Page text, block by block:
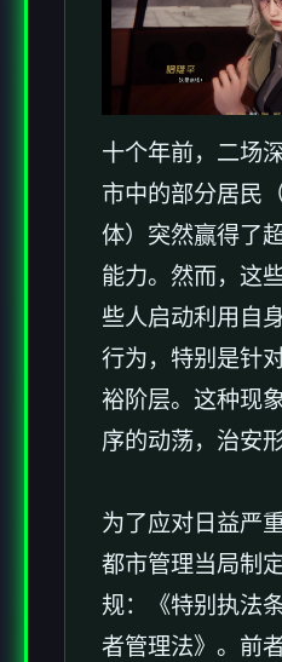
十个年前，二场
市中的部分居民
体）突然赢得了
能力。然而，这
些人启动利用自
行为，特别是针
裕阶层。这种现
序的动荡，治安
为了应对日益严
都市管理当局制
规：《特别执法
者管理法》。前